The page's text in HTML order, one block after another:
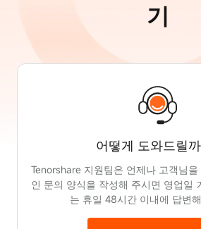
기
어떻게 도와드릴
Tenorshare 지원팀은 언제나 고객님
인 문의 양식을 작성해 주시면 영업일
는 휴일 48시간 이내에 답변